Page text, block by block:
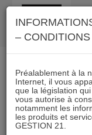
Skip
content– CONDITIONS
Préalablement à la
Internet, il vous
que la législation
vous autorise à
notamment les
les produits et
GESTION 21.